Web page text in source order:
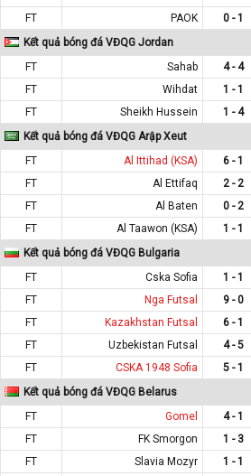
FT
PAOK 0 - 1
Kết quả bóng đá VĐQG Jordan
FT
Sahab 4 - 4
FT
Wihdat 1 - 1
FT
Sheikh Hussein 1 - 4
Kết quả bóng đá VĐQG Arập Xeut
FT
Al Ittihad (KSA) 6 - 1
FT
Al Ettifaq 2 - 2
FT
Al Baten 0 - 2
FT
Al Taawon (KSA) 1 - 1
Kết quả bóng đá VĐQG Bulgaria
FT
Cska Sofia 1 - 1
FT
Nga Futsal 9 - 0
FT
Kazakhstan Futsal 6 - 1
FT
Uzbekistan Futsal 4 - 5
FT
CSKA 1948 Sofia 5 - 1
Kết quả bóng đá VĐQG Belarus
FT
Gomel 4 - 1
FT
FK Smorgon 1 - 3
FT
Slavia Mozyr 1 - 1